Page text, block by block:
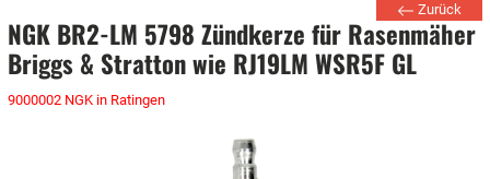
Zurück
NGK BR2-LM 5798 Zündkerze für Rasenmäher
Briggs & Stratton wie RJ19LM WSR5F GL
9000002 NGK in Ratingen